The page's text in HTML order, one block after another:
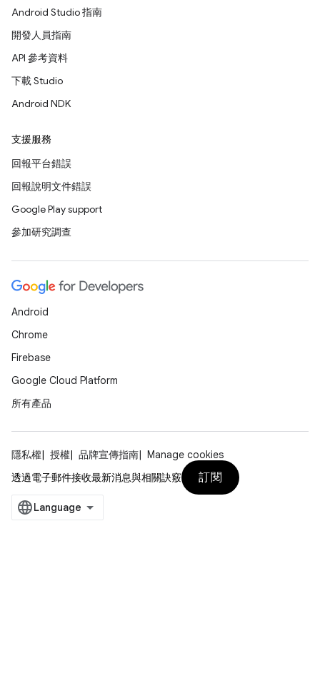
Android Studio 指南
開發人員指南
API 參考資料
下載 Studio
Android NDK
支援服務
回報平台錯誤
回報說明文件錯誤
Google Play support
參加研究調查
Android
Chrome
Firebase
Google Cloud Platform
所有產品
隱私權 授權 品牌宣傳指南
Manage cookies
透過電子郵件接收最新消息與相關訣竅
訂閱